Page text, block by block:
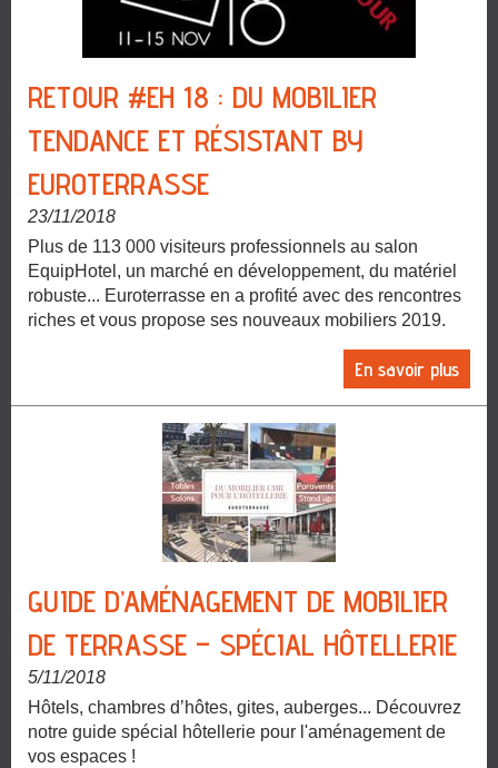
RETOUR #EH 18 : DU MOBILIER
TENDANCE ET RÉSISTANT BY
EUROTERRASSE
23/11/2018
Plus de 113 000 visiteurs professionnels au salon
EquipHotel, un marché en développement, du matériel
robuste... Euroterrasse en a profité avec des rencontres
riches et vous propose ses nouveaux mobiliers 2019.
En savoir plus
GUIDE D’AMÉNAGEMENT DE MOBILIER
DE TERRASSE – SPÉCIAL HÔTELLERIE
5/11/2018
Hôtels, chambres d’hôtes, gites, auberges... Découvrez
notre guide spécial hôtellerie pour l'aménagement de
vos espaces !